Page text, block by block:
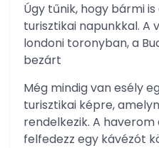
Úgy tűnik, hogy bármi
turisztikai napunkkal. A
londoni toronyban, a
bezárt
Még mindig van esély
turisztikai képre,
rendelkezik. A
felfedezz egy kávézót